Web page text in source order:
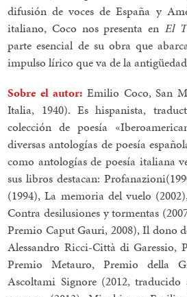
difusión de voces de España y
italiano, Coco nos presenta en El
parte esencial de su obra que
impulso lírico que va de la
Sobre el autor:Emilio Coco, San
Italia, 1940). Es hispanista,
colección de poesía
diversas antologías de poesía
como antologías de poesía italiana
sus libros destacan:
(1994), La memoria del vuelo
Contra desilusiones y tormentas
Premio Caput Gauri, 2008), Il dono
Alessandro Ricci-Città di
Premio Metauro, Premio della
Ascoltami Signore (2012, traducido